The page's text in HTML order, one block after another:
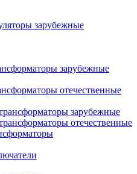
зарубежные
зарубежные
отечественные
зарубежные
отечественные